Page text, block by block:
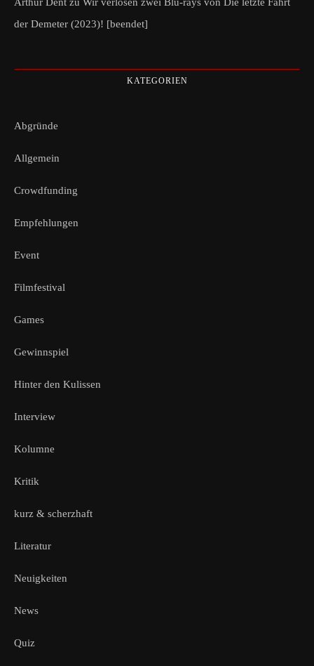
der Demeter (2023)! [beendet]
KATEGORIEN
Abgründe
Allgemein
Crowdfunding
Empfehlungen
Event
Filmfestival
Games
Gewinnspiel
Hinter den Kulissen
Interview
Kolumne
Kritik
kurz & scherzhaft
Literatur
Neuigkeiten
News
Quiz